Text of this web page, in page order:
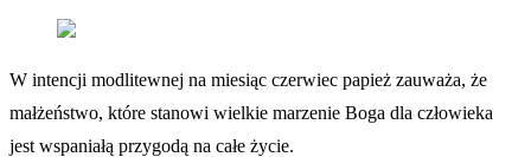
W intencji modlitewnej na miesiąc czerwiec papież zauważa, że
małżeństwo, które stanowi wielkie marzenie Boga dla człowieka
jest wspaniałą przygodą na całe życie.